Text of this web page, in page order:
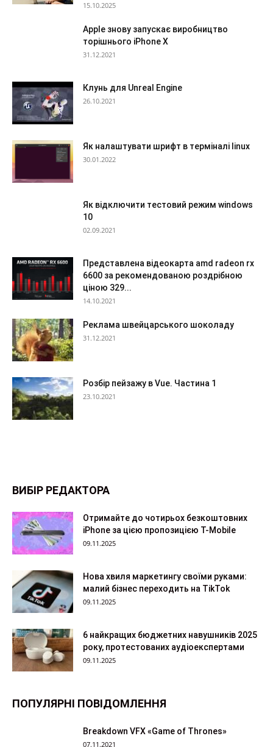
15.10.2025
Apple знову запускає виробництво
торішнього iPhone X
31.12.2021
Клунь для Unreal Engine
26.10.2021
Як налаштувати шрифт в терміналі linux
30.01.2022
Як відключити тестовий режим windows
10
02.09.2021
Представлена відеокарта amd radeon rx
6600 за рекомендованою роздрібною
ціною 329...
14.10.2021
Реклама швейцарського шоколаду
31.12.2021
Розбір пейзажу в Vue. Частина 1
23.10.2021
ВИБІР РЕДАКТОРА
Отримайте до чотирьох безкоштовних
iPhone за цією пропозицією T-Mobile
09.11.2025
Нова хвиля маркетингу своїми руками:
малий бізнес переходить на TikTok
09.11.2025
6 найкращих бюджетних навушників 2025
року, протестованих аудіоекспертами
09.11.2025
ПОПУЛЯРНІ ПОВІДОМЛЕННЯ
Breakdown VFX «Game of Thrones»
07.11.2021